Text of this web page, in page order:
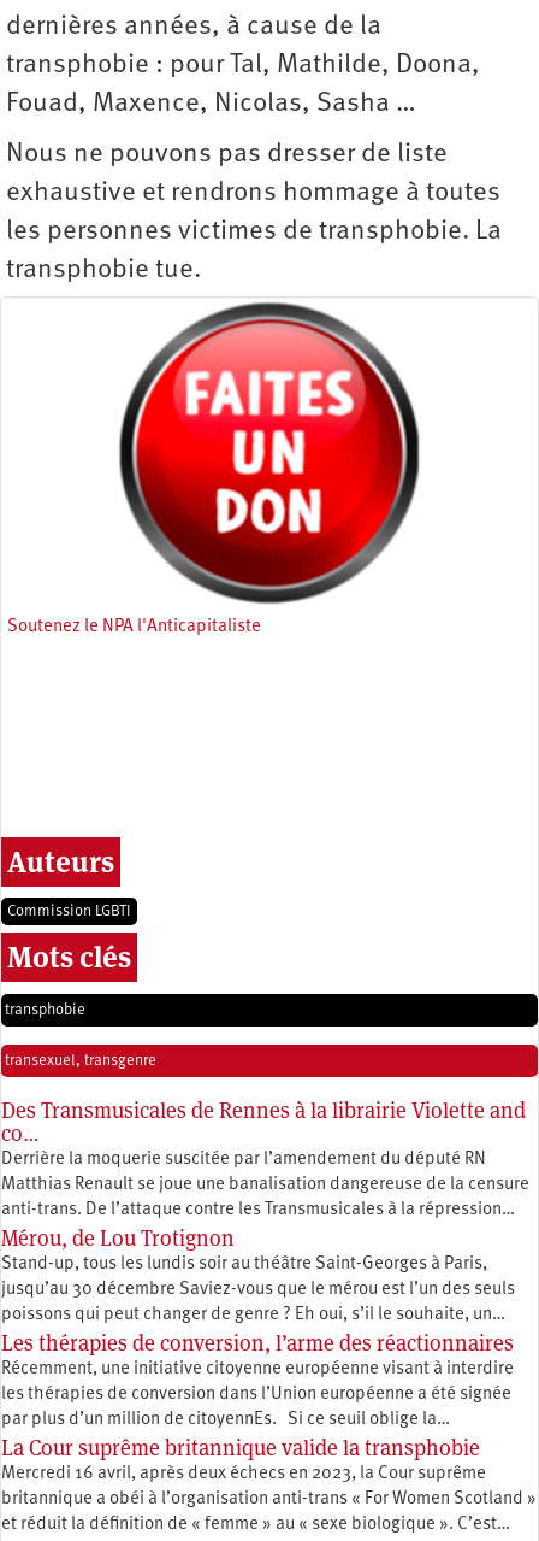
dernières années, à cause de la
transphobie : pour Tal, Mathilde, Doona,
Fouad, Maxence, Nicolas, Sasha …
Nous ne pouvons pas dresser de liste
exhaustive et rendrons hommage à toutes
les personnes victimes de transphobie. La
transphobie tue.
Soutenez le NPA l'Anticapitaliste
Auteurs
Commission LGBTI
Mots clés
transphobie
transexuel, transgenre
Des Transmusicales de Rennes à la librairie Violette and
co…
Derrière la moquerie suscitée par l’amendement du député RN
Matthias Renault se joue une banalisation dangereuse de la censure
anti-trans. De l’attaque contre les Transmusicales à la répression…
Mérou, de Lou Trotignon
Stand-up, tous les lundis soir au théâtre Saint-Georges à Paris,
jusqu’au 30 décembre Saviez-vous que le mérou est l’un des seuls
poissons qui peut changer de genre ? Eh oui, s’il le souhaite, un…
Les thérapies de conversion, l’arme des réactionnaires
Récemment, une initiative citoyenne européenne visant à interdire
les thérapies de conversion dans l’Union européenne a été signée
par plus d’un million de citoyennEs. Si ce seuil oblige la…
La Cour suprême britannique valide la transphobie
Mercredi 16 avril, après deux échecs en 2023, la Cour suprême
britannique a obéi à l’organisation anti-trans « For Women Scotland »
et réduit la définition de « femme » au « sexe biologique ». C’est…